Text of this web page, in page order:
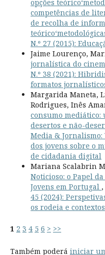
opções
competências de
de recolha de
N.º 27 (2015):
Jaime Lourenço,
jornalística do
N.º 38 (2021):
formatos
Margarida Maneta,
Rodrigues, Inês
consumo
desertos e não-
Media & Jornalismo:
dos jovens sobre o
de cidadania digital
Mariana Scalabrin
Noticioso: o Papel
Jovens em Portugal ,
45 (2024):
os rodeia e
1 2 3 4 5 6 > >>
Também poderá iniciar